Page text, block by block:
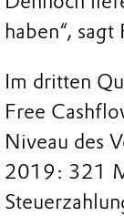
haben“,
Im dritten
Free
Niveau des
2019: 321